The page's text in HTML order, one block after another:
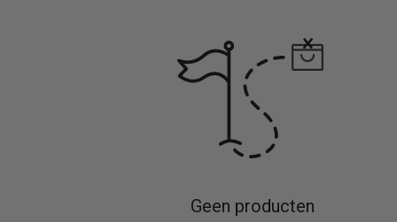
Geen producten